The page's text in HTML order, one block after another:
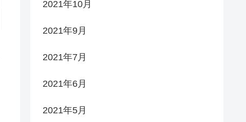
2021年10月
2021年9月
2021年7月
2021年6月
2021年5月